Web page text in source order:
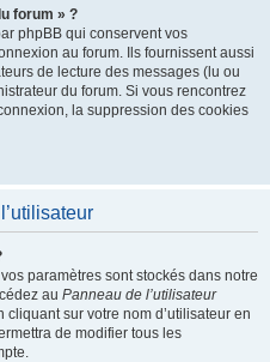
forum » ?
phpBB qui conservent vos
au forum. Ils fournissent aussi
de lecture des messages (lu ou
du forum. Si vous rencontrez
la suppression des cookies
paramètres sont stockés dans notre
au Panneau de l’utilisateur
sur votre nom d’utilisateur en
de modifier tous les